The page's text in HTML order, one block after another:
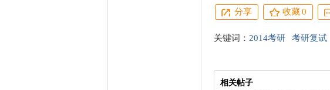
分享 收藏0
关键词： 2014考研 考研复试
相关帖子